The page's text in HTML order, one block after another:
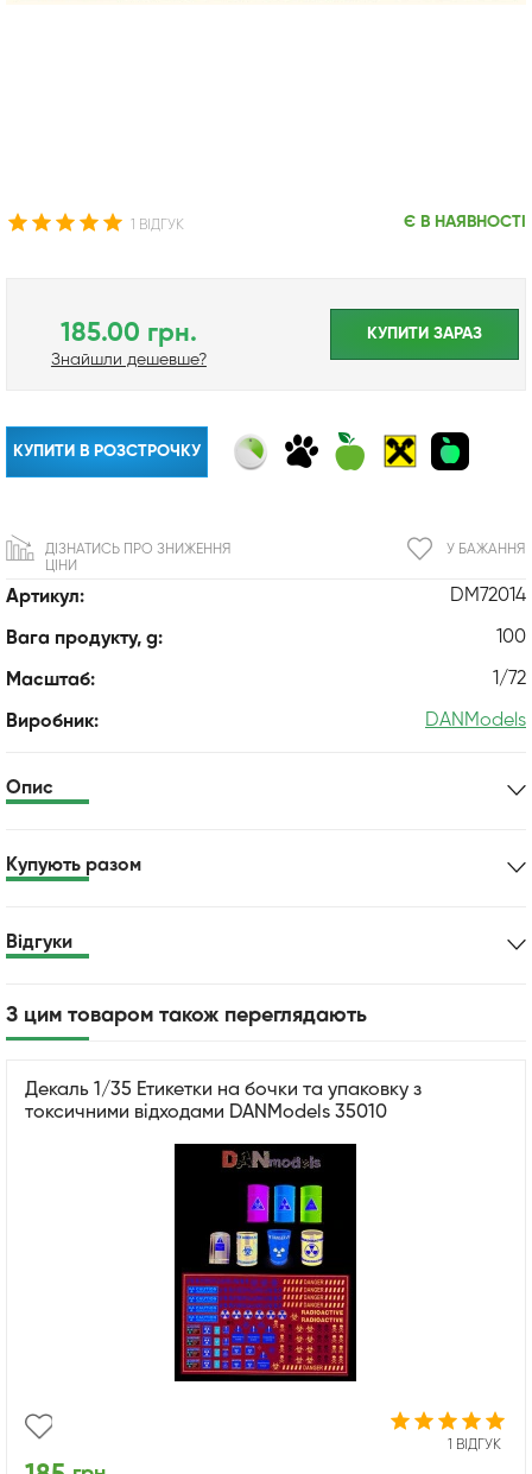
1 ВІДГУК Є В НАЯВНОСТІ
Артикул: DM72014
Вага продукту, g: 100
Масштаб: 1/72
Виробник: DANModels
185.00 грн.
Знайшли дешевше?
КУПИТИ ЗАРАЗ
КУПИТИ В РОЗСТРОЧКУ
У БАЖАННЯ
ДІЗНАТИСЬ ПРО ЗНИЖЕННЯ
ЦІНИ
Опис
Купують разом
Відгуки
З цим товаром також переглядають
Декаль 1/35 Етикетки на бочки та упаковку з
токсичними відходами DANModels 35010
1 ВІДГУК